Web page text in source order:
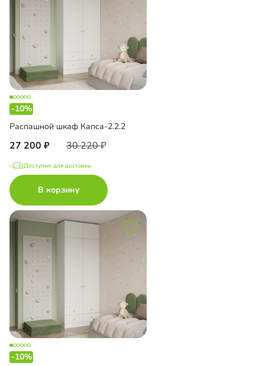
-10%
Распашной шкаф Капса-2.2.2
27 200 30 220
Доступно для доставки
В корзину
-10%